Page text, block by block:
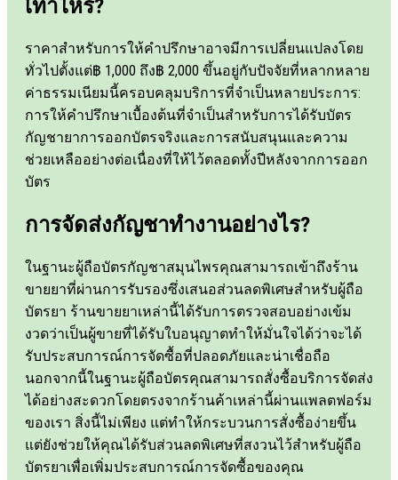
เท่าไหร่?
ราคาสำหรับการให้คำปรึกษาอาจมีการเปลี่ยนแปลงโดย
ทั่วไปตั้งแต่฿ 1,000 ถึง฿ 2,000 ขึ้นอยู่กับปัจจัยที่หลากหลาย
ค่าธรรมเนียมนี้ครอบคลุมบริการที่จำเป็นหลายประการ:
การให้คำปรึกษาเบื้องต้นที่จำเป็นสำหรับการได้รับบัตร
กัญชายาการออกบัตรจริงและการสนับสนุนและความ
ช่วยเหลืออย่างต่อเนื่องที่ให้ไว้ตลอดทั้งปีหลังจากการออก
บัตร
การจัดส่งกัญชาทำงานอย่างไร?
ในฐานะผู้ถือบัตรกัญชาสมุนไพรคุณสามารถเข้าถึงร้าน
ขายยาที่ผ่านการรับรองซึ่งเสนอส่วนลดพิเศษสำหรับผู้ถือ
บัตรยา ร้านขายยาเหล่านี้ได้รับการตรวจสอบอย่างเข้ม
งวดว่าเป็นผู้ขายที่ได้รับใบอนุญาตทำให้มั่นใจได้ว่าจะได้
รับประสบการณ์การจัดซื้อที่ปลอดภัยและน่าเชื่อถือ
นอกจากนี้ในฐานะผู้ถือบัตรคุณสามารถสั่งซื้อบริการจัดส่ง
ได้อย่างสะดวกโดยตรงจากร้านค้าเหล่านี้ผ่านแพลตฟอร์ม
ของเรา สิ่งนี้ไม่เพียง แต่ทำให้กระบวนการสั่งซื้อง่ายขึ้น
แต่ยังช่วยให้คุณได้รับส่วนลดพิเศษที่สงวนไว้สำหรับผู้ถือ
บัตรยาเพื่อเพิ่มประสบการณ์การจัดซื้อของคุณ